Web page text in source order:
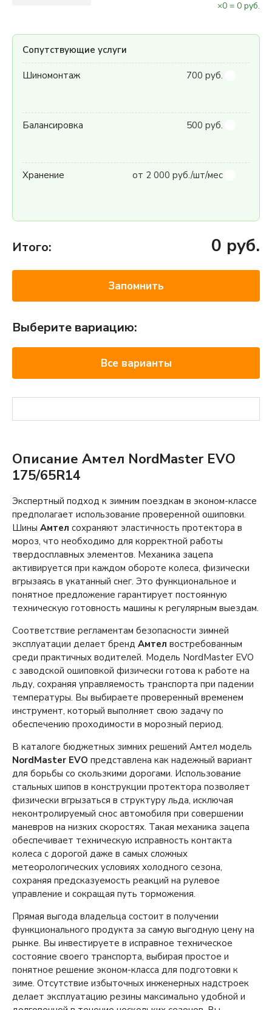
×0 = 0 руб.
Сопутствующие услуги
Шиномонтаж 700 руб.
Балансировка 500 руб.
Хранение от 2 000 руб./шт/мес
Итого: 0 руб.
Запомнить
Выберите вариацию:
Все варианты
Описание Амтел NordMaster EVO
175/65R14
Экспертный подход к зимним поездкам в эконом-классе
предполагает использование проверенной ошиповки.
Шины Амтел сохраняют эластичность протектора в
мороз, что необходимо для корректной работы
твердосплавных элементов. Механика зацепа
активируется при каждом обороте колеса, физически
вгрызаясь в укатанный снег. Это функциональное и
понятное предложение гарантирует постоянную
техническую готовность машины к регулярным выездам.
Соответствие регламентам безопасности зимней
эксплуатации делает бренд Амтел востребованным
среди практичных водителей. Модель NordMaster EVO
с заводской ошиповкой физически готова к работе на
льду, сохраняя управляемость транспорта при падении
температуры. Вы выбираете проверенный временем
инструмент, который выполняет свою задачу по
обеспечению проходимости в морозный период.
В каталоге бюджетных зимних решений Амтел модель
NordMaster EVO представлена как надежный вариант
для борьбы со скользкими дорогами. Использование
стальных шипов в конструкции протектора позволяет
физически вгрызаться в структуру льда, исключая
неконтролируемый снос автомобиля при совершении
маневров на низких скоростях. Такая механика зацепа
обеспечивает техническую исправность контакта
колеса с дорогой даже в самых сложных
метеорологических условиях холодного сезона,
сохраняя предсказуемость реакций на рулевое
управление и сокращая путь торможения.
Прямая выгода владельца состоит в получении
функционального продукта за самую выгодную цену на
рынке. Вы инвестируете в исправное техническое
состояние своего транспорта, выбирая простое и
понятное решение эконом-класса для подготовки к
зиме. Отсутствие избыточных инженерных надстроек
делает эксплуатацию резины максимально удобной и